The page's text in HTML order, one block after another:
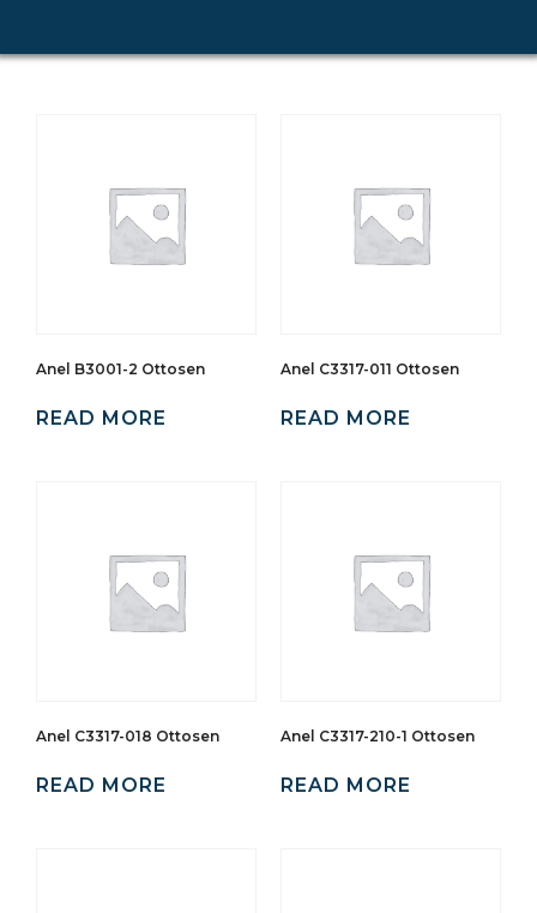
Anel B3001-2 Ottosen
READ MORE
Anel C3317-011 Ottosen
READ MORE
Anel C3317-018 Ottosen
READ MORE
Anel C3317-210-1 Ottosen
READ MORE